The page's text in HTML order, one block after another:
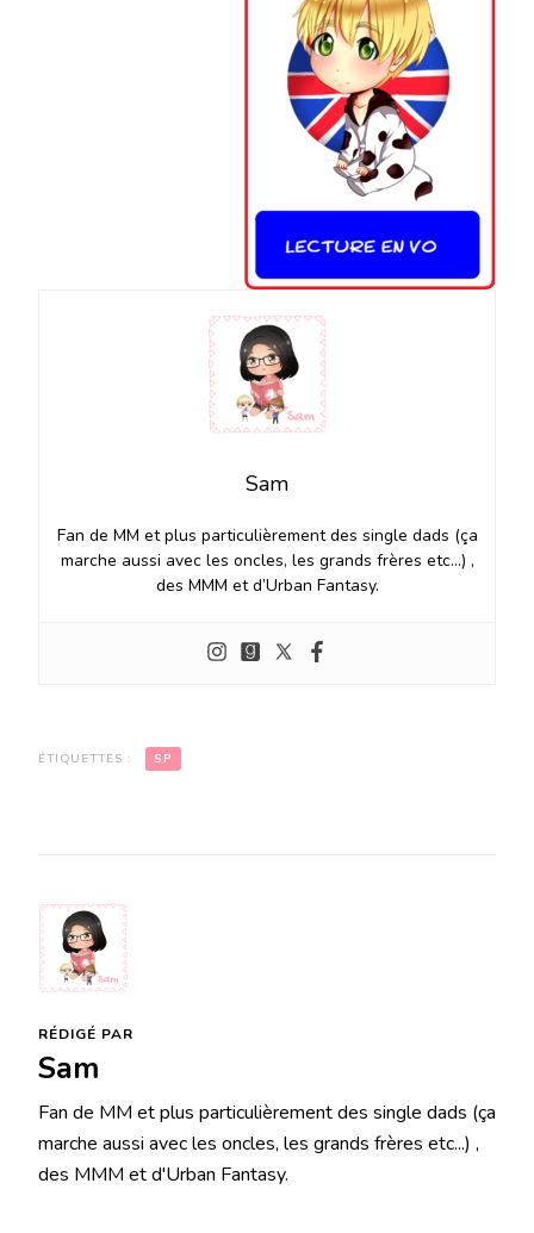
Sam
Fan de MM et plus particulièrement des single dads (ça
marche aussi avec les oncles, les grands frères etc…) ,
des MMM et d’Urban Fantasy.
ÉTIQUETTES : SP
RÉDIGÉ PAR
Sam
Fan de MM et plus particulièrement des single dads (ça
marche aussi avec les oncles, les grands frères etc...) ,
des MMM et d'Urban Fantasy.